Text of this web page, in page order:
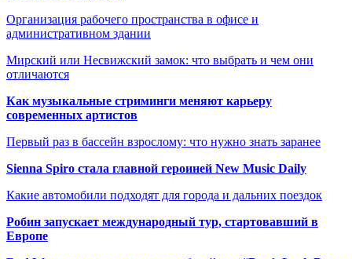
Организация рабочего пространства в офисе и
административном здании
Мирский или Несвижский замок: что выбрать и чем они
отличаются
Как музыкальные стриминги меняют карьеру
современных артистов
Первый раз в бассейн взрослому: что нужно знать заранее
Sienna Spiro стала главной героиней New Music Daily
Какие автомобили подходят для города и дальних поездок
Робин запускает международный тур, стартовавший в
Европе